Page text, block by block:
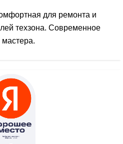
для ремонта и
техзона. Современное